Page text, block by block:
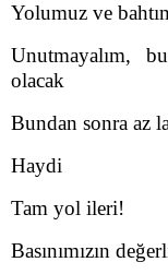
Yolumuz ve
Unutmayalım,
olacak
Bundan sonra az
Haydi
Tam yol ileri!
Basınımızın